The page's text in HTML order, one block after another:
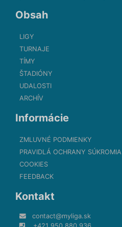
Obsah
LIGY
TURNAJE
TÍMY
ŠTADIÓNY
UDALOSTI
ARCHÍV
Informácie
ZMLUVNÉ PODMIENKY
PRAVIDLÁ OCHRANY SÚKROMIA
COOKIES
FEEDBACK
Kontakt
contact@myliga.sk